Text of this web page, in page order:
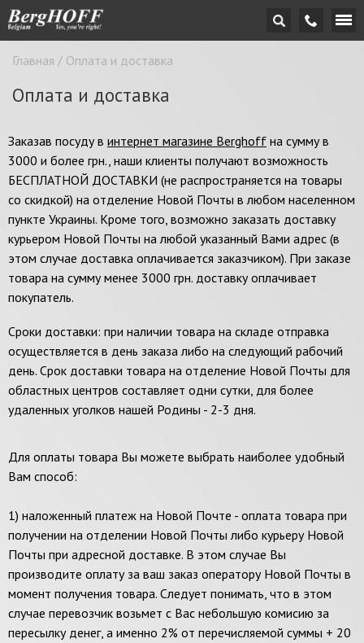
Главная / Оплата и доставка
Оплата и доставка
Заказав посуду в интернет магазине Berghoff на сумму в
3000 и более грн., наши клиенты получают возможность
БЕСПЛАТНОЙ ДОСТАВКИ (не распространяется на товары
со скидкой) на отделение Новой Почты в любом населенном
пункте Украины. Кроме того, возможно заказать доставку
курьером Новой Почты на любой указанный Вами адрес (в
этом случае доставка оплачивается заказчиком). При заказе
товара на сумму менее 3000 грн. доставку оплачивает
покупатель.
Сроки доставки: при наличии товара на складе отправка
осуществляется в день заказа либо на следующий рабочий
день. Срок доставки товара на отделение Новой Почты для
областных центров составляет одни сутки, для более
удаленных уголков нашей Родины - 2-3 дня.
Для оплаты товара Вы можете выбрать наиболее удобный
Вам способ:
1) наложенный платеж на Новой Почте - оплата товара при
получении на отделении Новой Почты либо курьеру Новой
Почты при адресной доставке. В этом случае Вы
производите оплату за ваш заказ оператору Новой Почты в
момент получения товара. Следует понимать, что в этом
случае перевозчик возьмет с Вас небольшую комисию за
пересылку денег, а именно 2% от перечисляемой суммы + 20